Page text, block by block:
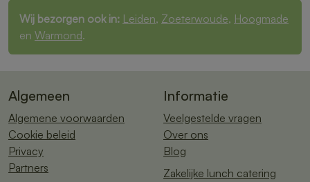
Wij bezorgen ook in: Leiden, Zoeterwoude, Hoogmade
en Warmond.
Algemeen
Algemene voorwaarden
Cookie beleid
Privacy
Partners
Informatie
Veelgestelde vragen
Over ons
Blog
Zakelijke lunch catering